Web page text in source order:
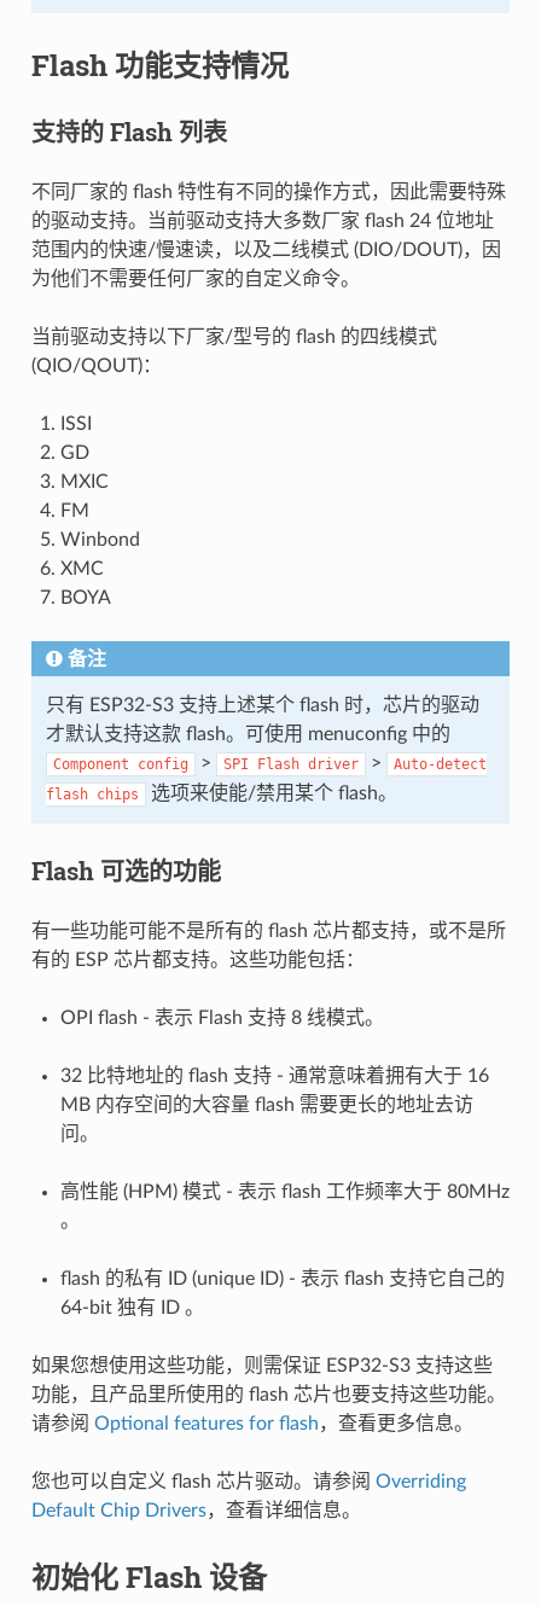
Flash 功能支持情况
支持的 Flash 列表
不同厂家的 flash 特性有不同的操作方式，因此需要特殊
的驱动支持。当前驱动支持大多数厂家 flash 24 位地址
范围内的快速/慢速读，以及二线模式 (DIO/DOUT)，因
为他们不需要任何厂家的自定义命令。
当前驱动支持以下厂家/型号的 flash 的四线模式
(QIO/QOUT)：
ISSI
GD
MXIC
FM
Winbond
XMC
BOYA
备注
只有 ESP32-S3 支持上述某个 flash 时，芯片的驱动
才默认支持这款 flash。可使用 menuconfig 中的
Component config > SPI Flash driver >
Auto-detect
flash chips 选项来使能/禁用某个 flash。
Flash 可选的功能
有一些功能可能不是所有的 flash 芯片都支持，或不是所
有的 ESP 芯片都支持。这些功能包括：
OPI flash - 表示 Flash 支持 8 线模式。
32 比特地址的 flash 支持 - 通常意味着拥有大于 16
MB 内存空间的大容量 flash 需要更长的地址去访
问。
高性能 (HPM) 模式 - 表示 flash 工作频率大于 80MHz
。
flash 的私有 ID (unique ID) - 表示 flash 支持它自己的
64-bit 独有 ID 。
如果您想使用这些功能，则需保证 ESP32-S3 支持这些
功能，且产品里所使用的 flash 芯片也要支持这些功能。
请参阅 Optional features for flash，查看更多信息。
您也可以自定义 flash 芯片驱动。请参阅 Overriding
Default Chip Drivers，查看详细信息。
初始化 Flash 设备